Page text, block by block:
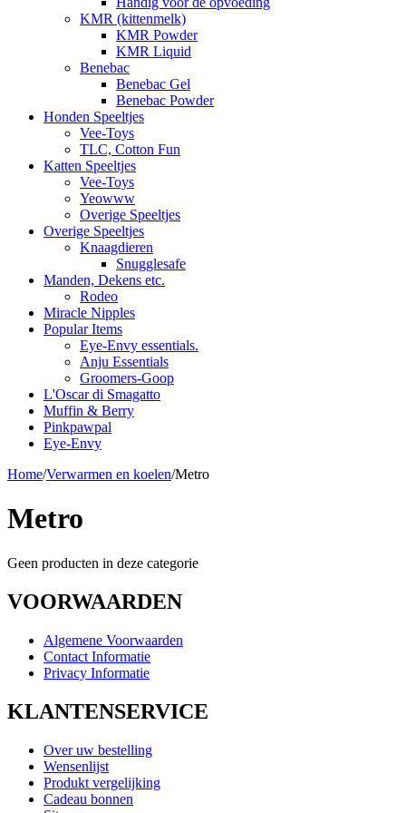
KMR (kittenmelk)
KMR Powder
KMR Liquid
Benebac
Benebac Gel
Benebac Powder
Honden Speeltjes
Vee-Toys
TLC, Cotton Fun
Katten Speeltjes
Vee-Toys
Yeowww
Overige Speeltjes
Overige Speeltjes
Knaagdieren
Snugglesafe
Manden, Dekens etc.
Rodeo
Miracle Nipples
Popular Items
Eye-Envy essentials.
Anju Essentials
Groomers-Goop
L'Oscar di Smagatto
Muffin & Berry
Pinkpawpal
Eye-Envy
Home/Verwarmen en koelen/Metro
Metro
Geen producten in deze categorie
VOORWAARDEN
Algemene Voorwaarden
Contact Informatie
Privacy Informatie
KLANTENSERVICE
Over uw bestelling
Wensenlijst
Produkt vergelijking
Cadeau bonnen